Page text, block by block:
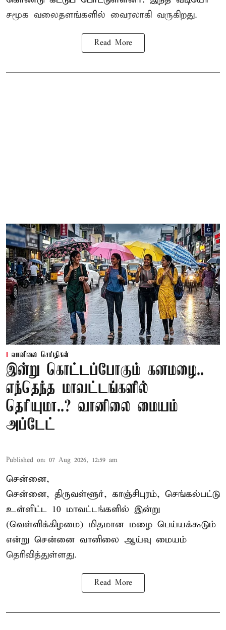
சமூக வலைதளங்களில் வைரலாகி வருகிறது.
Read More
வானிலை செய்திகள்
இன்று கொட்டப்போகும் கனமழை..
எந்தெந்த மாவட்டங்களில்
தெரியுமா..? வானிலை மையம்
அப்டேட்
Published on: 07 Aug 2026, 12:59 am
சென்னை,
சென்னை, திருவள்ளூர், காஞ்சிபுரம், செங்கல்பட்டு
உள்ளிட்ட 10 மாவட்டங்களில் இன்று
(வெள்ளிக்கிழமை) மிதமான மழை பெய்யக்கூடும்
என்று சென்னை வானிலை ஆய்வு மையம்
தெரிவித்துள்ளது.
Read More